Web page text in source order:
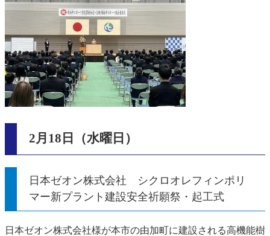
2月18日（水曜日）
日本ゼオン株式会社 シクロオレフィンポリ
マー新プラント建設安全祈願祭・起工式
日本ゼオン株式会社様が本市の由加町に建設される高機能樹